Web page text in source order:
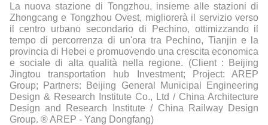
La nuova stazione di Tongzhou, insieme alle stazioni di
Zhongcang e Tongzhou Ovest, migliorerà il servizio verso
il centro urbano secondario di Pechino, ottimizzando il
tempo di percorrenza di un'ora tra Pechino, Tianjin e la
provincia di Hebei e promuovendo una crescita economica
e sociale di alta qualità nella regione. (Client : Beijing
Jingtou transportation hub Investment; Project: AREP
Group; Partners: Beijing General Municipal Engineering
Design & Research Institute Co., Ltd / China Architecture
Design and Research Institute / China Railway Design
Group. ® AREP - Yang Dongfang)